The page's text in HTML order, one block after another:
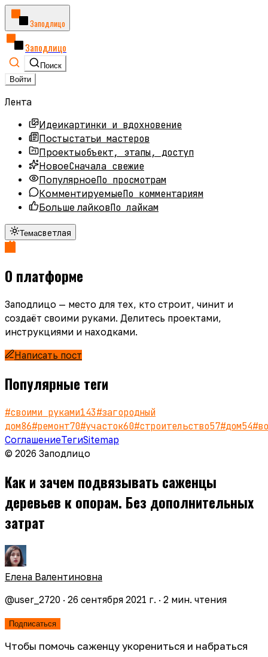
Заподлицо
Заподлицо
Поиск
Войти
Лента
Идеикартинки и вдохновение
Постыстатьи мастеров
Проектыобъект, этапы, доступ
НовоеСначала свежие
ПопулярноеПо просмотрам
КомментируемыеПо комментариям
Больше лайковПо лайкам
Темасветлая
О платформе
Заподлицо — место для тех, кто строит, чинит и
создаёт своими руками. Делитесь проектами,
инструкциями и находками.
Написать пост
Популярные теги
#своими руками143#загородный
дом86#ремонт70#участок60#строительство57#дом54#
СоглашениеТегиSitemap
© 2026 Заподлицо
Как и зачем подвязывать саженцы
деревьев к опорам. Без дополнительных
затрат
Елена Валентиновна
@user_2720 · 26 сентября 2021 г. · 2 мин. чтения
Подписаться
Чтобы помочь саженцу укорениться и набраться